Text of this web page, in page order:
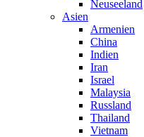
Neuseeland
Asien
Armenien
China
Indien
Iran
Israel
Malaysia
Russland
Thailand
Vietnam